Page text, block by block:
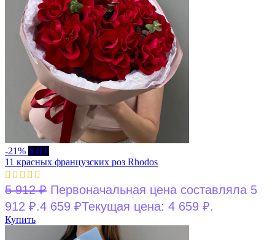
-21% ХИТ
11 красных французских роз Rhodos
5 912₽ Первоначальная цена составляла 5
912 ₽.4 659 ₽Текущая цена: 4 659 ₽.
Купить